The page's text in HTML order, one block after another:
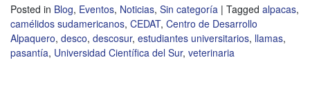
Posted in Blog, Eventos, Noticias, Sin categoría | Tagged alpacas,
camélidos sudamericanos, CEDAT, Centro de Desarrollo
Alpaquero, desco, descosur, estudiantes universitarios, llamas,
pasantía, Universidad Científica del Sur, veterinaria